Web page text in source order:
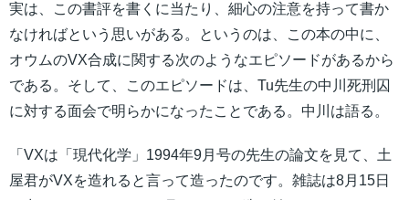
実は、この書評を書くに当たり、細心の注意を持って書か
なければという思いがある。というのは、この本の中に、
オウムのVX合成に関する次のようなエピソードがあるから
である。そして、このエピソードは、Tu先生の中川死刑囚
に対する面会で明らかになったことである。中川は語る。
「VXは「現代化学」1994年9月号の先生の論文を見て、土
屋君がVXを造れると言って造ったのです。雑誌は8月15日